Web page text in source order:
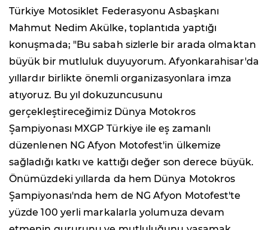
Türkiye Motosiklet Federasyonu Asbaşkanı
Mahmut Nedim Akülke, toplantıda yaptığı
konuşmada; "Bu sabah sizlerle bir arada olmaktan
büyük bir mutluluk duyuyorum. Afyonkarahisar'da
yıllardır birlikte önemli organizasyonlara imza
atıyoruz. Bu yıl dokuzuncusunu
gerçekleştireceğimiz Dünya Motokros
Şampiyonası MXGP Türkiye ile eş zamanlı
düzenlenen NG Afyon Motofest'in ülkemize
sağladığı katkı ve kattığı değer son derece büyük.
Önümüzdeki yıllarda da hem Dünya Motokros
Şampiyonası'nda hem de NG Afyon Motofest'te
yüzde 100 yerli markalarla yolumuza devam